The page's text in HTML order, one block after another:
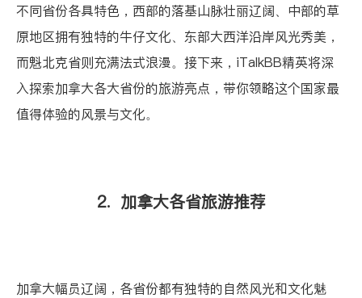
不同省份各具特色，西部的落基山脉壮丽辽阔、中部的草
原地区拥有独特的牛仔文化、东部大西洋沿岸风光秀美，
而魁北克省则充满法式浪漫。接下来，iTalkBB精英将深
入探索加拿大各大省份的旅游亮点，带你领略这个国家最
值得体验的风景与文化。
2. 加拿大各省旅游推荐
加拿大幅员辽阔，各省份都有独特的自然风光和文化魅